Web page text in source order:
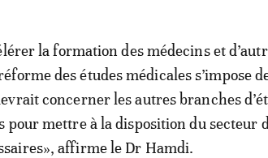
la formation des médecins et
des études médicales s’impose
concerner les autres branches
pour mettre à la disposition du secteur
affirme le Dr Hamdi.